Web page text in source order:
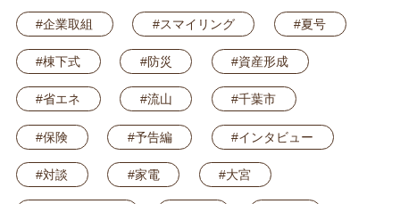
#企業取組 #スマイリング #夏号
#棟下式 #防災 #資産形成
#省エネ #流山 #千葉市
#保険 #予告編 #インタビュー
#対談 #家電 #大宮